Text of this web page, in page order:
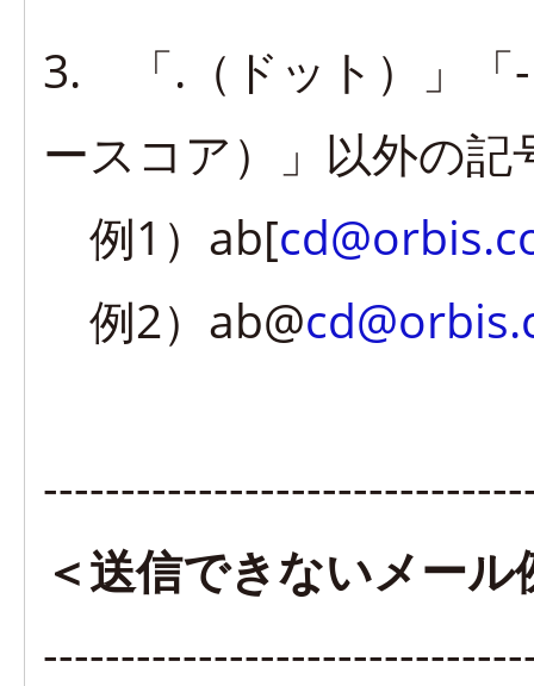
3. 「.（ドット）」「
ースコア）」以外の
例1）ab[
例2）ab@
＜送信できないメール